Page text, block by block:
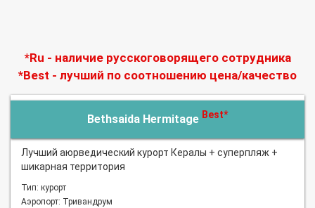
*Ru - наличие русскоговорящего сотрудника
*Best - лучший по соотношению цена/качество
Bethsaida Hermitage Best*
Лучший аюрведический курорт Кералы + суперпляж +
шикарная территория
Тип: курорт
Аэропорт: Тривандрум